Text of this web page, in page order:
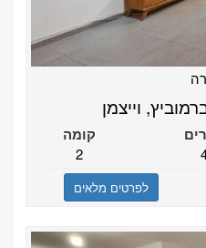
וייצמן
קומה
2
לפרטים מלאים